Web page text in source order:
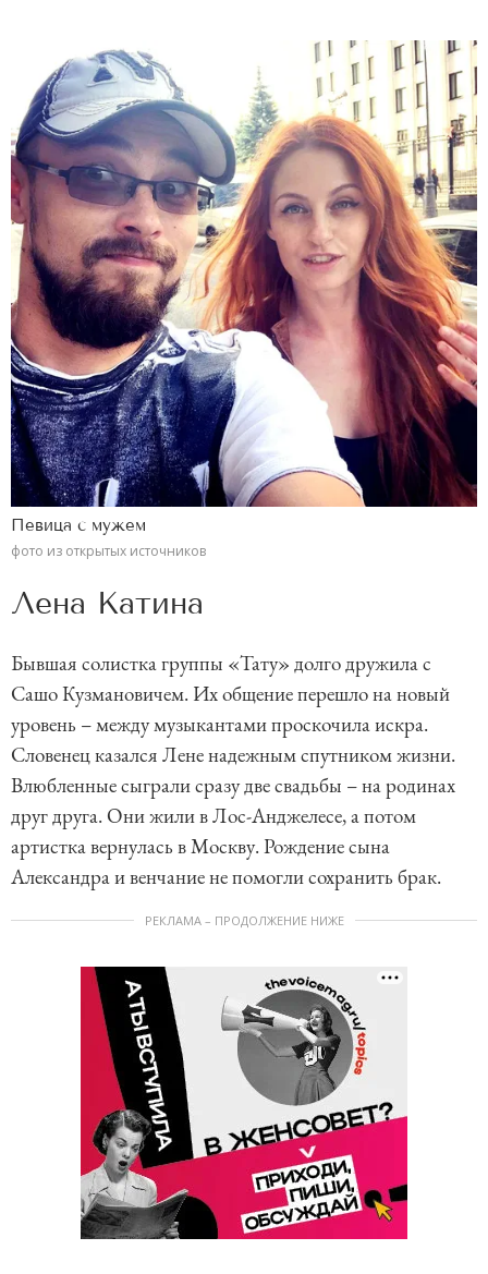
Певица с мужем
фото из открытых источников
Лена Катина
Бывшая солистка группы «Тату» долго дружила с
Сашо Кузмановичем. Их общение перешло на новый
уровень – между музыкантами проскочила искра.
Словенец казался Лене надежным спутником жизни.
Влюбленные сыграли сразу две свадьбы – на родинах
друг друга. Они жили в Лос-Анджелесе, а потом
артистка вернулась в Москву. Рождение сына
Александра и венчание не помогли сохранить брак.
РЕКЛАМА – ПРОДОЛЖЕНИЕ НИЖЕ